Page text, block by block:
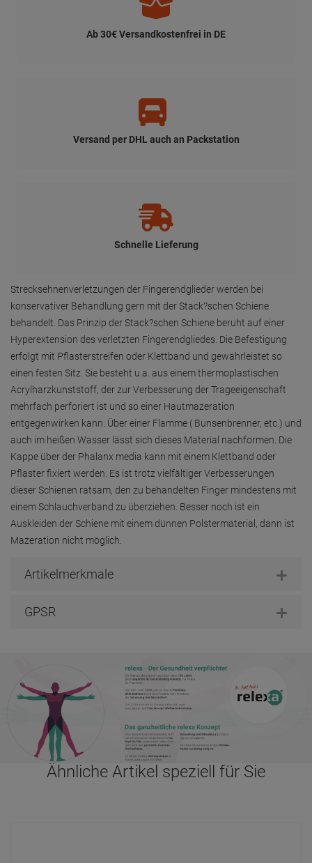
Ab 30€ Versandkostenfrei in DE
Versand per DHL auch an Packstation
Schnelle Lieferung
Strecksehnenverletzungen der Fingerendglieder werden bei
konservativer Behandlung gern mit der Stack?schen Schiene
behandelt. Das Prinzip der Stack?schen Schiene beruht auf einer
Hyperextension des verletzten Fingerendgliedes. Die Befestigung
erfolgt mit Pflasterstreifen oder Klettband und gewährleistet so
einen festen Sitz. Sie besteht u.a. aus einem thermoplastischen
Acrylharzkunststoff, der zur Verbesserung der Trageeigenschaft
mehrfach perforiert ist und so einer Hautmazeration
entgegenwirken kann. Über einer Flamme ( Bunsenbrenner, etc.) und
auch im heißen Wasser lässt sich dieses Material nachformen. Die
Kappe über der Phalanx media kann mit einem Klettband oder
Pflaster fixiert werden. Es ist trotz vielfältiger Verbesserungen
dieser Schienen ratsam, den zu behandelten Finger mindestens mit
einem Schlauchverband zu überziehen. Besser noch ist ein
Auskleiden der Schiene mit einem dünnen Polstermaterial, dann ist
Mazeration nicht möglich.
Artikelmerkmale
GPSR
Ähnliche Artikel speziell für Sie